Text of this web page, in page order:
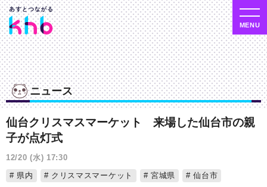
ニュース
仙台クリスマスマーケット 来場した仙台市の親
子が点灯式
12/20 (水) 17:30
県内
クリスマスマーケット 宮城県 仙台市